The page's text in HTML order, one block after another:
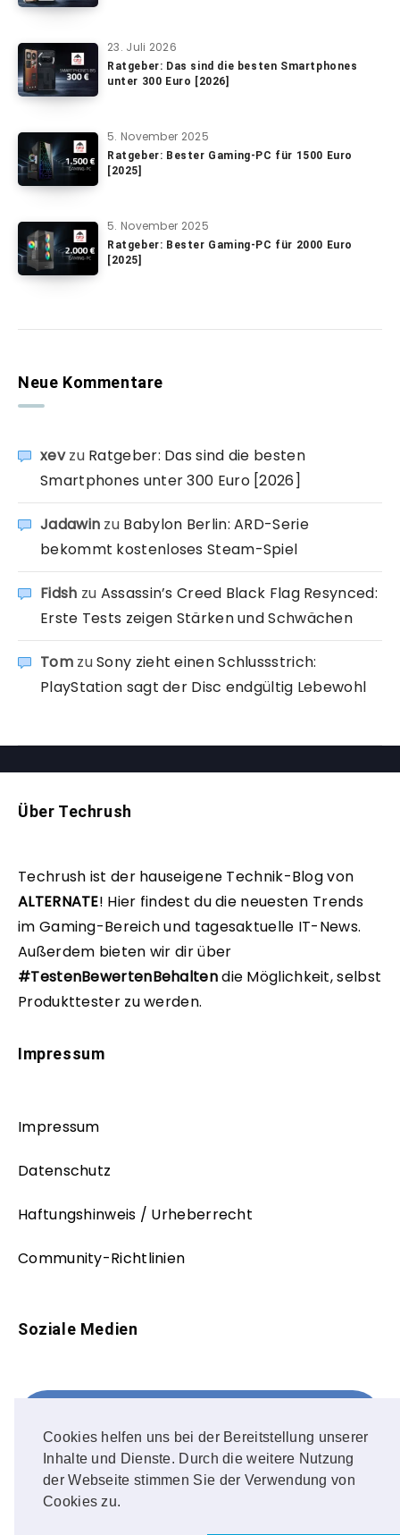
Cookies helfen uns bei der Bereitstellung unserer
Inhalte und Dienste. Durch die weitere Nutzung
der Webseite stimmen Sie der Verwendung von
Cookies zu.
23. Juli 2026
Ratgeber: Das sind die besten Smartphones
unter 300 Euro [2026]
5. November 2025
Ratgeber: Bester Gaming-PC für 1500 Euro
[2025]
5. November 2025
Ratgeber: Bester Gaming-PC für 2000 Euro
[2025]
Neue Kommentare
xevzu Ratgeber: Das sind die besten
Smartphones unter 300 Euro [2026]
Jadawin zu Babylon Berlin: ARD-Serie
bekommt kostenloses Steam-Spiel
Fidsh zu Assassin’s Creed Black Flag Resynced:
Erste Tests zeigen Stärken und Schwächen
TomzuSony zieht einen Schlussstrich:
PlayStation sagt der Disc endgültig Lebewohl
Über Techrush
Techrush ist der hauseigene Technik-Blog von
ALTERNATE! Hier findest du die neuesten Trends
im Gaming-Bereich und tagesaktuelle IT-News.
Außerdem bieten wir dir über
#TestenBewertenBehaltendie Möglichkeit, selbst
Produkttester zu werden.
Impressum
Impressum
Datenschutz
Haftungshinweis / Urheberrecht
Community-Richtlinien
Soziale Medien
FOLLOW ME!
Instagram
OUR PHOTOS!